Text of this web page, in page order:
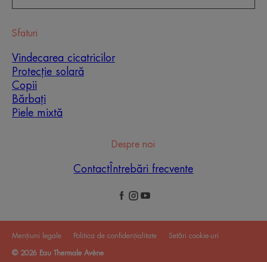
Sfaturi
Vindecarea cicatricilor
Protecție solară
Copii
Bărbați
Piele mixtă
Despre noi
Contact Întrebări frecvente
Mențiuni legale Politica de confidențialitate Setări cookie-uri
© 2026 Eau Thermale Avène